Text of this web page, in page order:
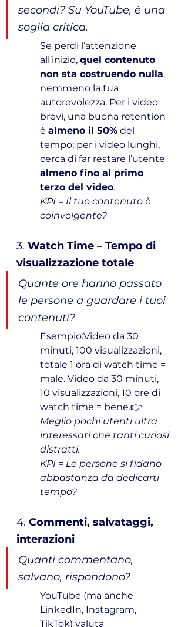
secondi? Su YouTube, è una
soglia critica.
Se perdi l’attenzione
all’inizio, quel contenuto
non sta costruendo nulla,
nemmeno la tua
autorevolezza. Per i video
brevi, una buona retention
è almeno il 50% del
tempo; per i video lunghi,
cerca di far restare l’utente
almeno fino al primo
terzo del video.
KPI = Il tuo contenuto è
coinvolgente?
3. Watch Time – Tempo di
visualizzazione totale
Quante ore hanno passato
le persone a guardare i tuoi
contenuti?
Esempio:Video da 30
minuti, 100 visualizzazioni,
totale 1 ora di watch time =
male. Video da 30 minuti,
10 visualizzazioni, 10 ore di
watch time = bene.👉
Meglio pochi utenti ultra
interessati che tanti curiosi
distratti.
KPI = Le persone si fidano
abbastanza da dedicarti
tempo?
4. Commenti, salvataggi,
interazioni
Quanti commentano,
salvano, rispondono?
YouTube (ma anche
LinkedIn, Instagram,
TikTok) valuta